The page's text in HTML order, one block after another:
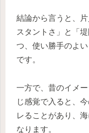
結論から言うと、
スタントさ」と「
つ、使い勝手のよ
です。
一方で、昔のイメ
じ感覚で入ると、
レることがあり、
なります。